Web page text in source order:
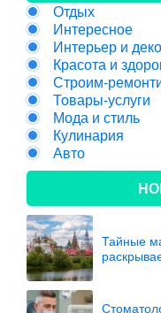
Отдых
Интересное
Интерьер и
Красота и
Строим-
Товары-услуги
Мода и стиль
Кулинария
Авто
Тайные